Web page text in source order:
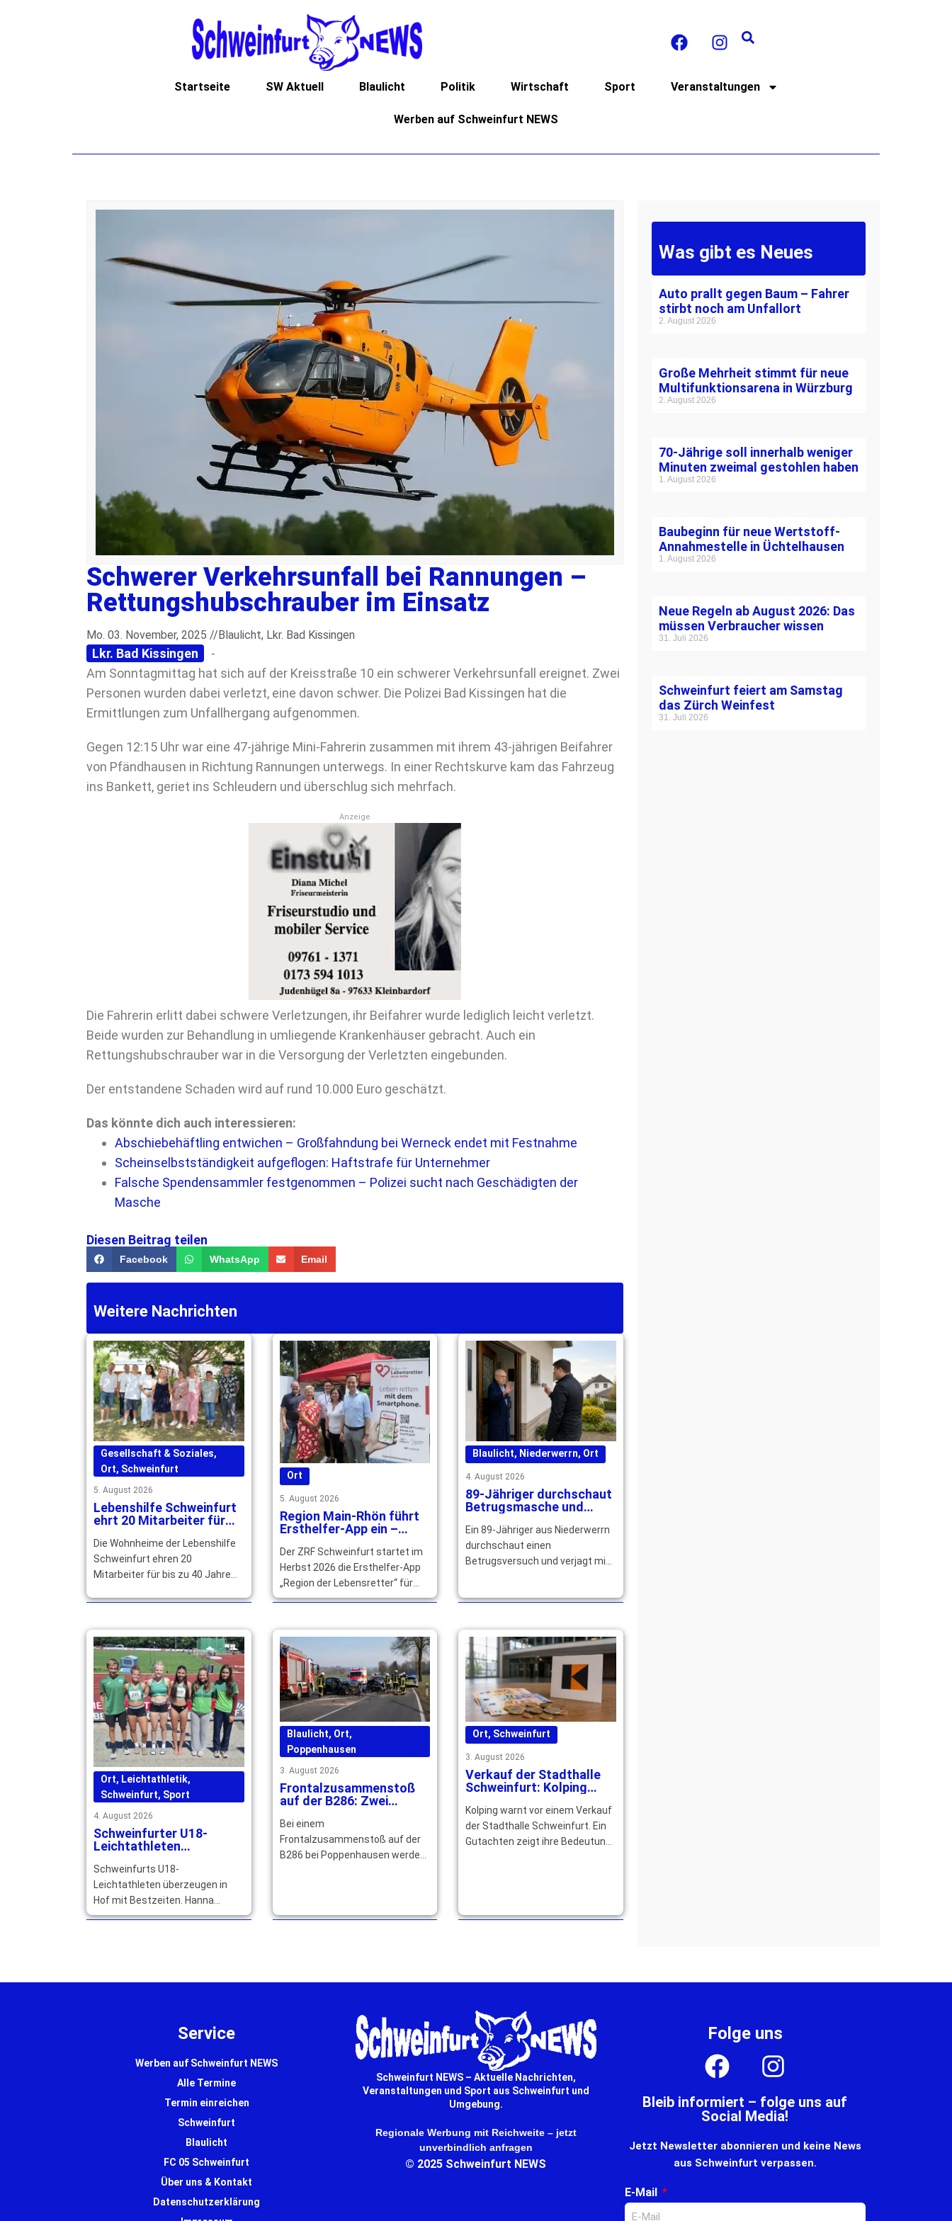
Startseite SW Aktuell Blaulicht Politik Wirtschaft Sport Veranstaltungen
Werben auf Schweinfurt NEWS
Schwerer Verkehrsunfall bei Rannungen –
Rettungshubschrauber im Einsatz
Mo. 03. November, 2025 //Blaulicht, Lkr. Bad Kissingen
Lkr. Bad Kissingen
-
Am Sonntagmittag hat sich auf der Kreisstraße 10 ein schwerer Verkehrsunfall ereignet. Zwei
Personen wurden dabei verletzt, eine davon schwer. Die Polizei Bad Kissingen hat die
Ermittlungen zum Unfallhergang aufgenommen.
Gegen 12:15 Uhr war eine 47-jährige Mini-Fahrerin zusammen mit ihrem 43-jährigen Beifahrer
von Pfändhausen in Richtung Rannungen unterwegs. In einer Rechtskurve kam das Fahrzeug
ins Bankett, geriet ins Schleudern und überschlug sich mehrfach.
Anzeige
Die Fahrerin erlitt dabei schwere Verletzungen, ihr Beifahrer wurde lediglich leicht verletzt.
Beide wurden zur Behandlung in umliegende Krankenhäuser gebracht. Auch ein
Rettungshubschrauber war in die Versorgung der Verletzten eingebunden.
Der entstandene Schaden wird auf rund 10.000 Euro geschätzt.
Das könnte dich auch interessieren:
Abschiebehäftling entwichen – Großfahndung bei Werneck endet mit Festnahme
Scheinselbstständigkeit aufgeflogen: Haftstrafe für Unternehmer
Falsche Spendensammler festgenommen – Polizei sucht nach Geschädigten der
Masche
Diesen Beitrag teilen
Facebook WhatsApp Email
Weitere Nachrichten
Gesellschaft & Soziales,
Ort, Schweinfurt
5. August 2026
Lebenshilfe Schweinfurt
ehrt 20 Mitarbeiter für
Die Wohnheime der Lebenshilfe
Schweinfurt ehren 20
Mitarbeiter für bis zu 40 Jahre
würdigen ihr langjähriges großes
Ort
5. August 2026
Region Main-Rhön führt
Ersthelfer-App ein –
gesucht
Der ZRF Schweinfurt startet im
Herbst 2026 die Ersthelfer-App
„Region der Lebensretter“ für
Main-Rhön. Qualifizierte Helfer
mehr
Blaulicht, Niederwerrn, Ort
4. August 2026
89-Jähriger durchschaut
Betrugsmasche und
Polizeibeamten
Ein 89-Jähriger aus Niederwerrn
durchschaut einen
Betrugsversuch und verjagt mit
Ort, Leichtathletik,
Schweinfurt, Sport
4. August 2026
Schweinfurter U18-
Leichtathleten
Bestzeiten und starken
Platzierungen
Schweinfurts U18-
Leichtathleten überzeugen in
Hof mit Bestzeiten. Hanna
Hümmer startet erfolgreich mit
Blaulicht, Ort,
Poppenhausen
3. August 2026
Frontalzusammenstoß
auf der B286: Zwei
schwerverletzt Kind drei
Jahre leichtverletzt
Bei einem
Frontalzusammenstoß auf der
B286 bei Poppenhausen werden
Ort, Schweinfurt
3. August 2026
Verkauf der Stadthalle
Schweinfurt: Kolping
Kolping warnt vor einem Verkauf
der Stadthalle Schweinfurt. Ein
Gutachten zeigt ihre Bedeutung
Was gibt es Neues
Auto prallt gegen Baum – Fahrer
stirbt noch am Unfallort
2. August 2026
Große Mehrheit stimmt für neue
Multifunktionsarena in Würzburg
2. August 2026
70-Jährige soll innerhalb weniger
Minuten zweimal gestohlen haben
1. August 2026
Baubeginn für neue Wertstoff-
Annahmestelle in Üchtelhausen
1. August 2026
Neue Regeln ab August 2026: Das
müssen Verbraucher wissen
31. Juli 2026
Schweinfurt feiert am Samstag
das Zürch Weinfest
31. Juli 2026
Service
Werben auf Schweinfurt NEWS
Alle Termine
Termin einreichen
Schweinfurt
Blaulicht
FC 05 Schweinfurt
Über uns & Kontakt
Datenschutzerklärung
Schweinfurt NEWS – Aktuelle Nachrichten,
Veranstaltungen und Sport aus Schweinfurt und
Umgebung.
Regionale Werbung mit Reichweite – jetzt
unverbindlich anfragen
© 2025 Schweinfurt NEWS
Folge uns
Bleib informiert – folge uns auf
Social Media!
Jetzt Newsletter abonnieren und keine News
aus Schweinfurt verpassen.
E-Mail